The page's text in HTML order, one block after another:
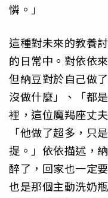
憐。」
這種對未來的教養
的日常中。對依依
但納豆對於自己做
沒做什麼」、「都
裡，這位魔羯座丈
「他做了超多，只
提。」依依描述，
醉了，回家也一定
也是那個主動洗奶